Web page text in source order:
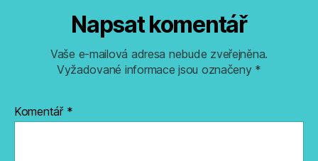
Napsat komentář
Vaše e-mailová adresa nebude zveřejněna.
Vyžadované informace jsou označeny *
Komentář *